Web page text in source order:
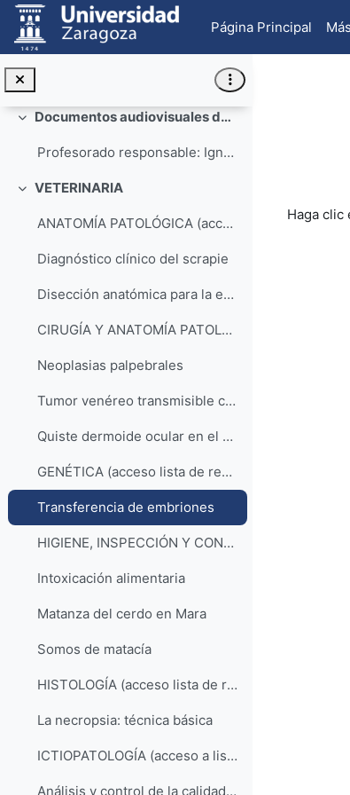
Salta al contenido principal
Página Principal
Más
Colapsar Documentos audiovisuales de la Facultad de Veterinaria
Profesorado responsable: Ignacio Álvarez Lanzarote...
Colapsar
VETERINARIA
ANATOMÍA PATOLÓGICA (acceso lista de reproducción YouTube)
Diagnóstico clínico del scrapie
Disección anatómica para la extracción del encéfalo
CIRUGÍA Y ANATOMÍA PATOLÓGICA (acceso lista de reproducción YouTube)
Neoplasias palpebrales
Tumor venéreo transmisible canino: valoración del tratamiento quimioterápico con vincristina
Quiste dermoide ocular en el perro: dos casos en la raza teckel
GENÉTICA (acceso lista de reproducción YouTube)
Transferencia de embriones
HIGIENE, INSPECCIÓN Y CONTROL DE ALIMENTOS (acceso a la lista de reproducción)
Intoxicación alimentaria
Matanza del cerdo en Mara
Somos de matacía
HISTOLOGÍA (acceso lista de reproducción YouTube)
La necropsia: técnica básica
ICTIOPATOLOGÍA (acceso a lista de reproducción)
Análisis y control de la calidad de los recursos hídricos
Haga clic